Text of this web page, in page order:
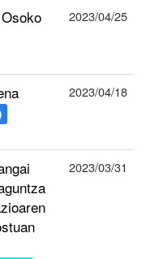
2023/04/25
2023/04/18
2023/03/31